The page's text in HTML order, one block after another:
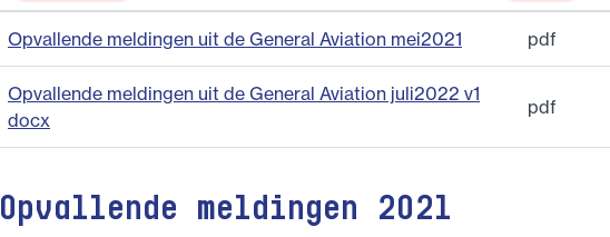
Opvallende meldingen uit de General Aviation mei2021 pdf
Opvallende meldingen uit de General Aviation juli2022 v1
docx
pdf
Opvallende meldingen 2021